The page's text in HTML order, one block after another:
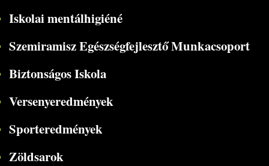
Iskolai mentálhigiéné
Szemiramisz Egészségfejlesztő Munkacsoport
Biztonságos Iskola
Versenyeredmények
Sporteredmények
Zöldsarok